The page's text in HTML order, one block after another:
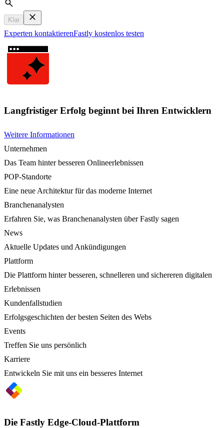
Search
Klar
Experten kontaktierenFastly kostenlos testen
Langfristiger Erfolg beginnt bei Ihren Entwicklern
Weitere Informationen
Unternehmen
Das Team hinter besseren Onlineerlebnissen
POP-Standorte
Eine neue Architektur für das moderne Internet
Branchenanalysten
Erfahren Sie, was Branchenanalysten über Fastly sagen
News
Aktuelle Updates und Ankündigungen
Plattform
Die Plattform hinter besseren, schnelleren und sichereren digitalen
Erlebnissen
Kundenfallstudien
Erfolgsgeschichten der besten Seiten des Webs
Events
Treffen Sie uns persönlich
Karriere
Entwickeln Sie mit uns ein besseres Internet
Die Fastly Edge-Cloud-Plattform